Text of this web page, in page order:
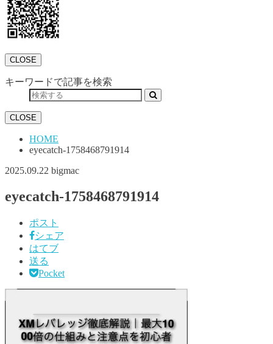
CLOSE
キーワードで記事を検索
CLOSE
HOME
eyecatch-1758468791914
2025.09.22 bigmac
eyecatch-1758468791914
ポスト
シェア
はてブ
送る
Pocket